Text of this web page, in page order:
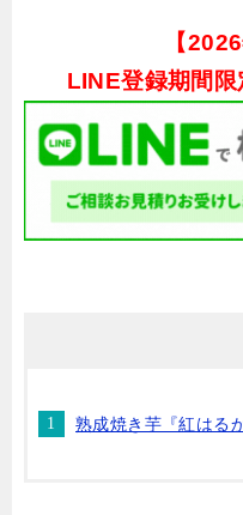
【2026
LINE登録期間限
熟成焼き芋『紅はるか